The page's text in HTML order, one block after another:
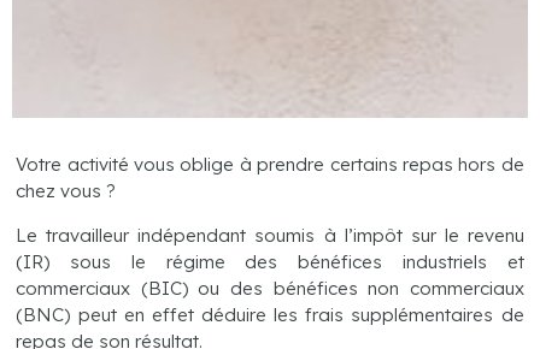
Votre activité vous oblige à prendre certains repas hors de
chez vous ?
Le travailleur indépendant soumis à l’impôt sur le revenu
(IR) sous le régime des bénéfices industriels et
commerciaux (BIC) ou des bénéfices non commerciaux
(BNC) peut en effet déduire les frais supplémentaires de
repas de son résultat.